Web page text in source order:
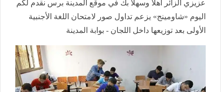
عزيزي الزائر أهلا وسهلا بك في موقع المدينة برس نقدم لكم
اليوم «شاومينج» يزعم تداول صور لامتحان اللغة الأجنبية
الأولى بعد توزيعها داخل اللجان - بوابة المدينة